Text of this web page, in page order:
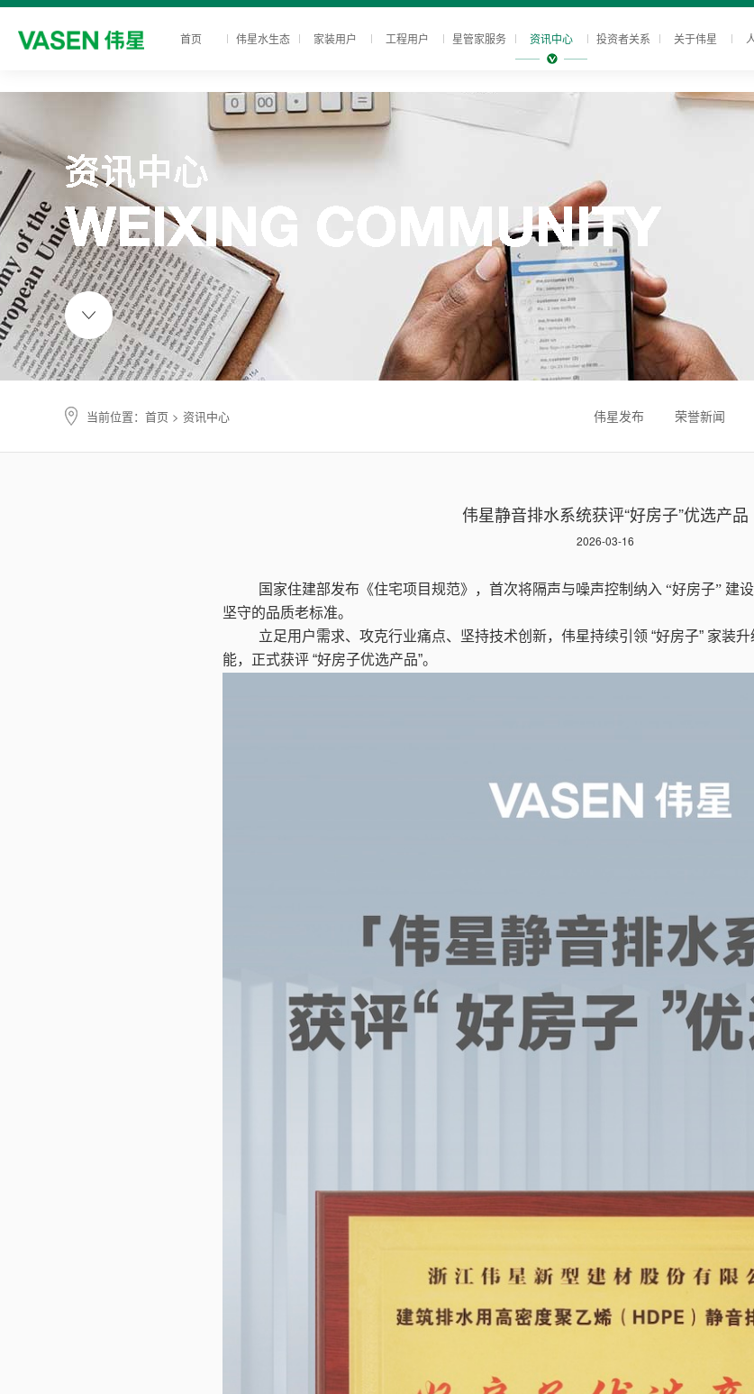
首页 伟星水生态 家装用户 工程用户 星管家服务 资讯中心 投资者关系 关于伟星
当前位置： 首页 > 资讯中心 伟星发布 荣誉新闻
伟星静音排水系统获评“好房子”优选产品
2026-03-16
国家住建部发布《住宅项目规范》，首次将隔声与噪声控制纳入 “好房子” 建
坚守的品质老标准。
立足用户需求、攻克行业痛点、坚持技术创新，伟星持续引领 “好房子” 家装
能，正式获评 “好房子优选产品”。